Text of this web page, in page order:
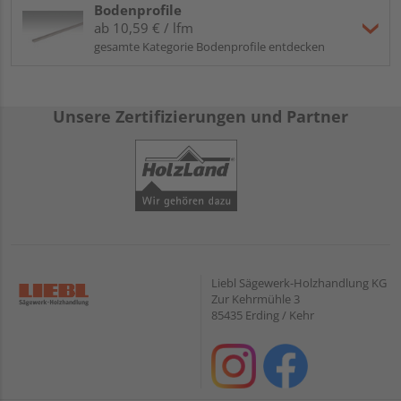
Bodenprofile
ab 10,59 € / lfm
gesamte Kategorie Bodenprofile entdecken
Unsere Zertifizierungen und Partner
Liebl Sägewerk-Holzhandlung KG
Zur Kehrmühle 3
85435 Erding / Kehr